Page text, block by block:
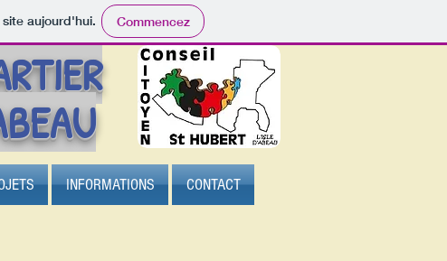
aujourd'hui. Commencez
INFORMATIONS CONTACT